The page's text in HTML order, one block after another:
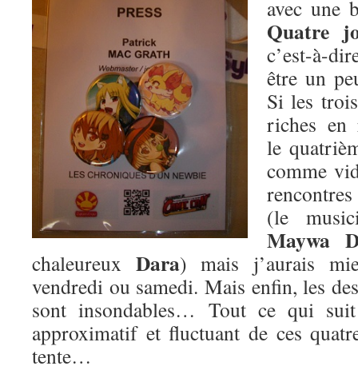
avec une
Quatre
c’est-à-
être un
Si les
riches en
le
comme
(le
Maywa
chaleureux Dara) mais j’aurais
vendredi ou samedi. Mais enfin, les
sont insondables… Tout ce qui
approximatif et fluctuant de ces
tente…